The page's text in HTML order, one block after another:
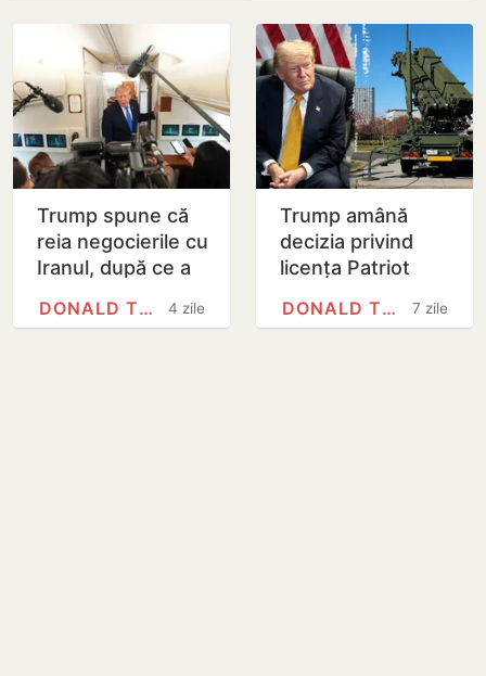
Trump spune că
reia negocierile cu
Iranul, după ce a
mare atac de
4 zile
DONALD TRUMP
Trump amână
decizia privind
licența Patriot
spune că „nu caut
7 zile
DONALD TRUMP